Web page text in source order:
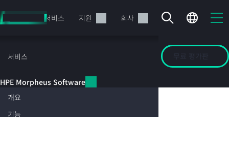
요
너
서비스 지원 회사
서비스
Morpheus
상화
개요
기능
HPE Morpheus Software
HPE Morpheus
Software 기술 리소스